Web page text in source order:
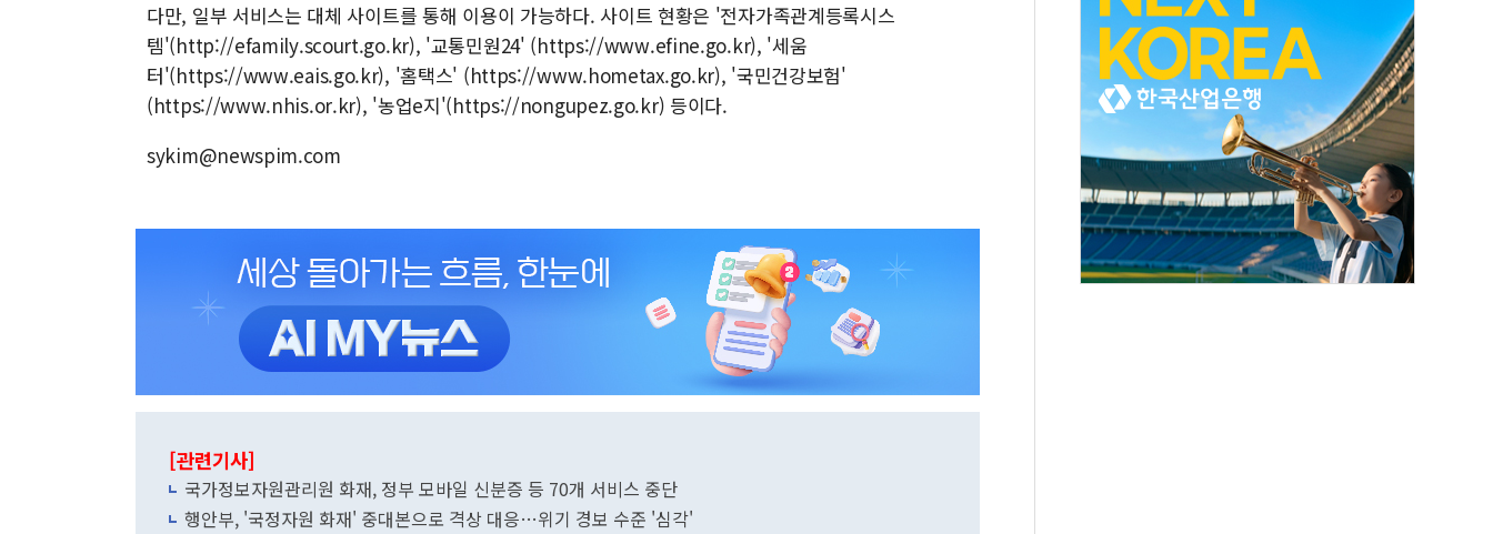
다만, 일부 서비스는 대체 사이트를 통해 이용이 가능하다. 사이트 현황은 '전자가족관계등록시스
템'(http://efamily.scourt.go.kr), '교통민원24' (https://www.efine.go.kr), '세움
터'(https://www.eais.go.kr), '홈택스' (https://www.hometax.go.kr), '국민건강보험'
(https://www.nhis.or.kr), '농업e지'(https://nongupez.go.kr) 등이다.
sykim@newspim.com
[관련기사]
국가정보자원관리원 화재, 정부 모바일 신분증 등 70개 서비스 중단
행안부, '국정자원 화재' 중대본으로 격상 대응…위기 경보 수준 '심각'